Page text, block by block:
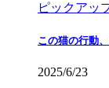
ピックアッ
この猫の行動
2025/6/23